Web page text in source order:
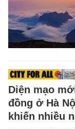
Diện mạo
đồng ở Hà
khiến nhiều